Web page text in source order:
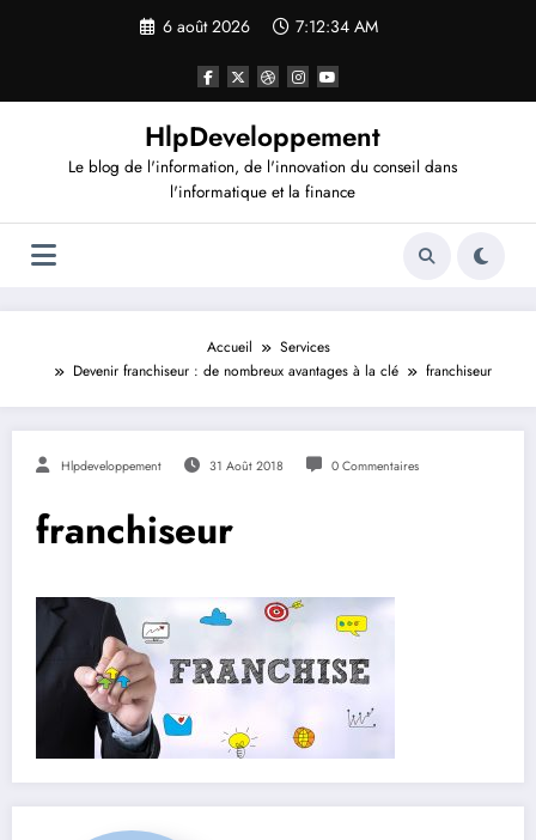
6 août 2026 7:12:35 AM
HlpDeveloppement
Le blog de l'information, de l'innovation du conseil dans
l'informatique et la finance
Accueil
Services
Devenir franchiseur : de nombreux avantages à la clé
franchiseur
Hlpdeveloppement 31 Août 2018 0 Commentaires
franchiseur